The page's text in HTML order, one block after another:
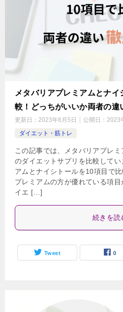
メタバリアプレミアムとナ
較！どっちがいいか両者の違
更新日： 2023年6月5日 公開日： 2023
ダイエット・筋トレ
この記事では、メタバリアプレ
のダイエットサプリを比較してい
アムとナイシトールを10項目で
プレミアムの方が優れている項
イエ […]
続きを読
Tweet 0